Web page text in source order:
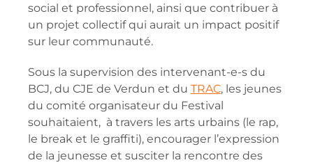
social et professionnel, ainsi que contribuer à
un projet collectif qui aurait un impact positif
sur leur communauté.
Sous la supervision des intervenant-e-s du
BCJ, du CJE de Verdun et du TRAC, les jeunes
du comité organisateur du Festival
souhaitaient, à travers les arts urbains (le rap,
le break et le graffiti), encourager l’expression
de la jeunesse et susciter la rencontre des